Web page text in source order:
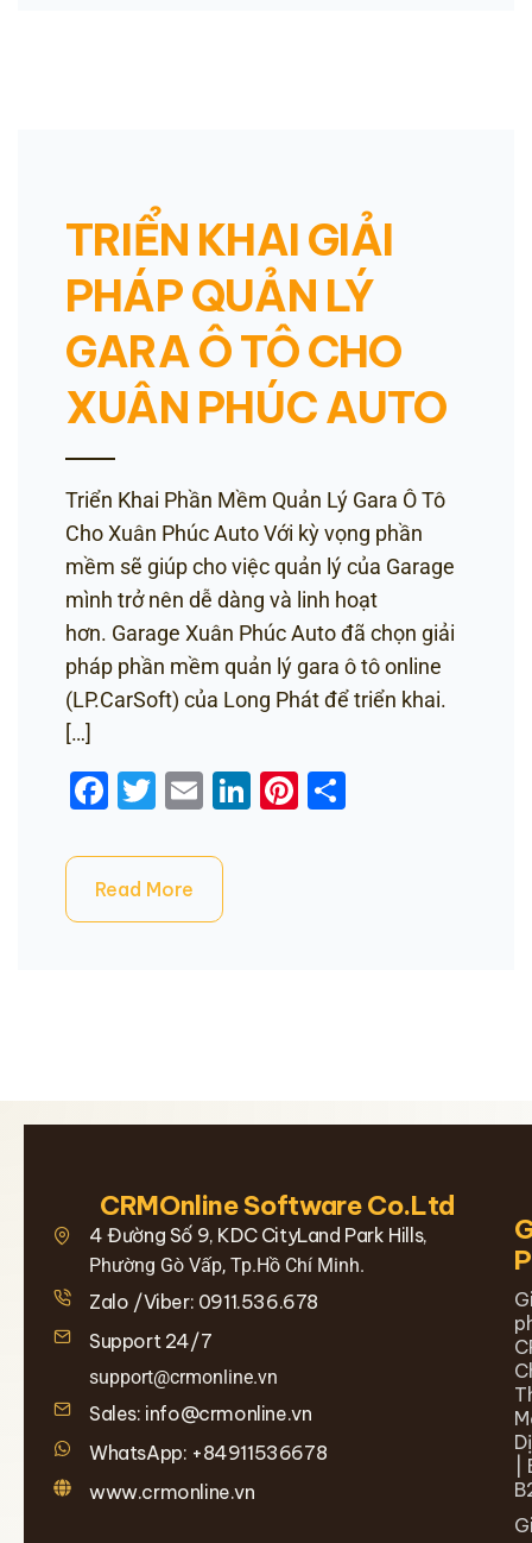
TRIỂN KHAI GIẢI
PHÁP QUẢN LÝ
GARA Ô TÔ CHO
XUÂN PHÚC AUTO
Triển Khai Phần Mềm Quản Lý Gara Ô Tô
Cho Xuân Phúc Auto Với kỳ vọng phần
mềm sẽ giúp cho việc quản lý của Garage
mình trở nên dễ dàng và linh hoạt
hơn. Garage Xuân Phúc Auto đã chọn giải
pháp phần mềm quản lý gara ô tô online
(LP.CarSoft) của Long Phát để triển khai.
[…]
Facebook
Twitter
EmailLinkedIn
Pinterest
Read More
CRMOnline Software Co.Ltd
4 Đường Số 9, KDC CityLand Park Hills,
Phường Gò Vấp, Tp.Hồ Chí Minh.
Zalo /Viber: 0911.536.678
Support 24/7
support@crmonline.vn
Sales: info@crmonline.vn
WhatsApp: +84911536678
www.crmonline.vn